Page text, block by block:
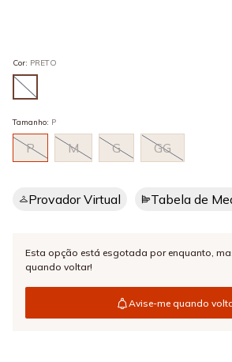
Cor: PRETO
Tamanho: P
P M G GG
Provador Virtual Tabela de
Esta opção está esgotada por enquanto,
quando voltar!
Avise-me quando